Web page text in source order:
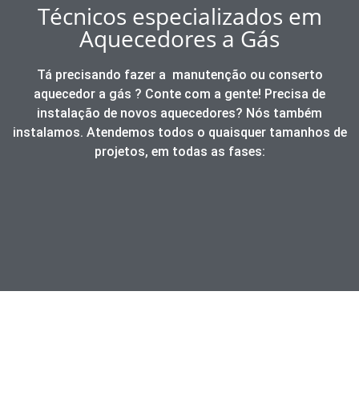
Técnicos especializados em
Aquecedores a Gás
Tá precisando fazer a manutenção ou conserto
aquecedor a gás ? Conte com a gente! Precisa de
instalação de novos aquecedores? Nós também
instalamos. Atendemos todos o quaisquer tamanhos de
projetos, em todas as fases: